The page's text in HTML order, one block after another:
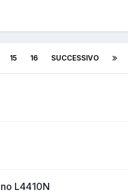
15 16 SUCCESSIVO
L4410N